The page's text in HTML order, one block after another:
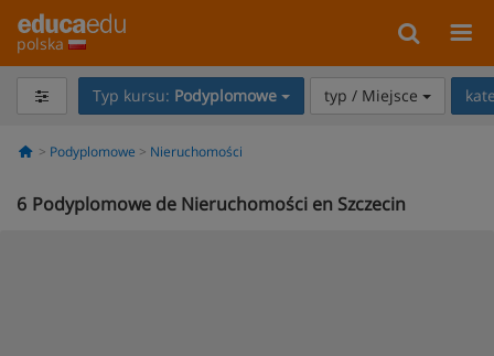
polska
Typ kursu: Podyplomowe typ / Miejsce
Podyplomowe Nieruchomości
6 Podyplomowe de Nieruchomości en Szczecin